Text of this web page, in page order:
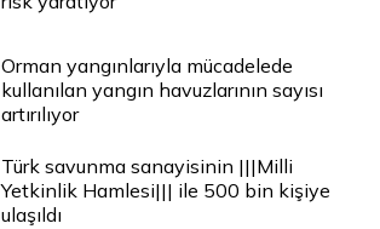
Orman yangınlarıyla mücadelede
kullanılan yangın havuzlarının sayısı
artırılıyor
Türk savunma sanayisinin |||Milli
Yetkinlik Hamlesi||| ile 500 bin kişiye
ulaşıldı